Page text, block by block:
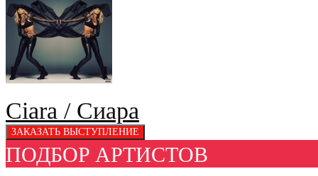
Ciara / Сиара
ПОДБОР АРТИСТОВ